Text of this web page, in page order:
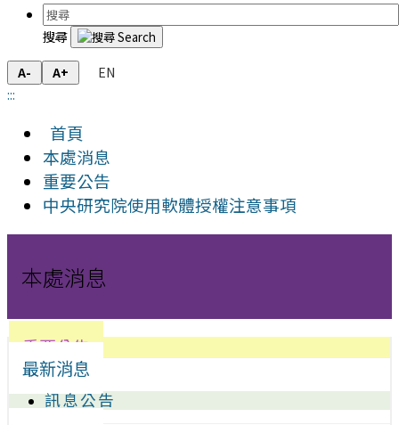
搜尋
A- A+
EN
:::
首頁
本處消息
重要公告
中央研究院使用軟體授權注意事項
本處消息
重要公告
最新消息
訊息公告